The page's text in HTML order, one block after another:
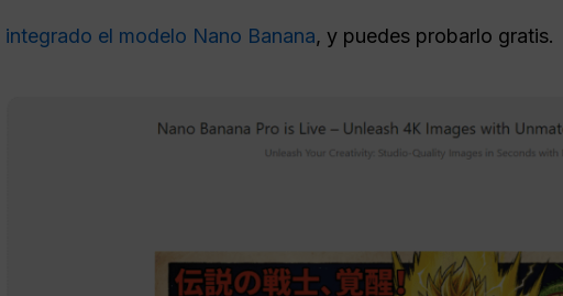
integrado el modelo Nano Banana, y puedes probarlo gratis.